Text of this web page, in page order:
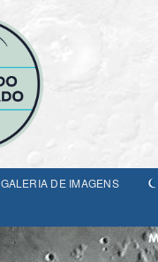
GALERIA DE IMAGENS